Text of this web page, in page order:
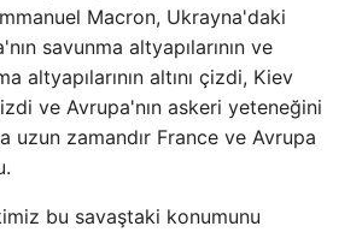
Macron, Ukrayna'daki
savunma altyapılarının ve
altyapılarının altını çizdi, Kiev
ve Avrupa'nın askeri yeteneğini
uzun zamandır France ve Avrupa
bu savaştaki konumunu